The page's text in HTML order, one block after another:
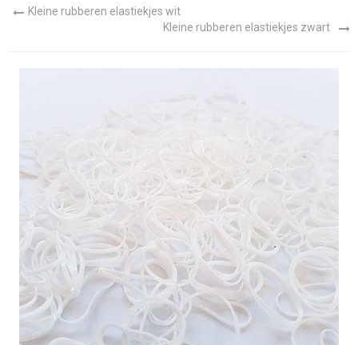
Kleine rubberen elastiekjes wit
Kleine rubberen elastiekjes zwart